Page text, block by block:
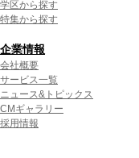
学区から探す
特集から探す
企業情報
会社概要
サービス一覧
ニュース&トピックス
CMギャラリー
採用情報